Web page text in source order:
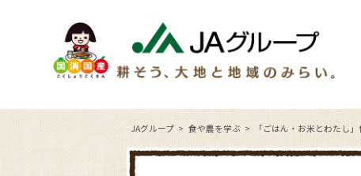
JAグループ 食や農を学ぶ 「ごはん・お米とわたし